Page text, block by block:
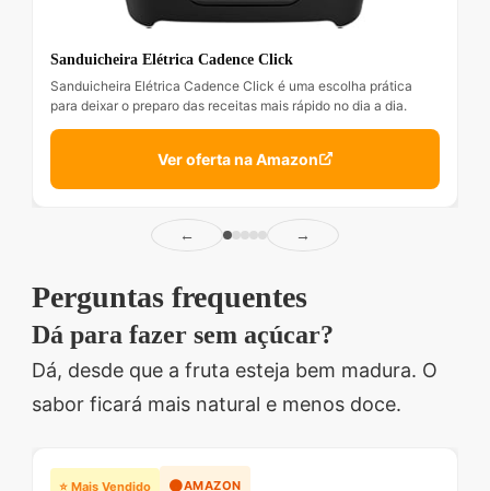
Sanduicheira Elétrica Cadence Click
Sanduicheira Elétrica Cadence Click é uma escolha prática
para deixar o preparo das receitas mais rápido no dia a dia.
Ver oferta na Amazon
← →
Perguntas frequentes
Dá para fazer sem açúcar?
Dá, desde que a fruta esteja bem madura. O
sabor ficará mais natural e menos doce.
⭐ Mais Vendido 🟠AMAZON